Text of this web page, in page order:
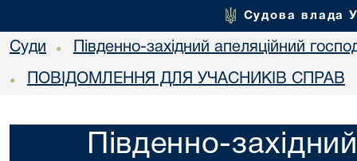
Судова влада
Суди • Південно-західний апеляційний
• ПОВІДОМЛЕННЯ ДЛЯ УЧАСНИКІВ СПРАВ
Південно-